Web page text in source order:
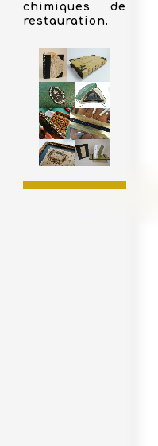
chimiques de
restauration.